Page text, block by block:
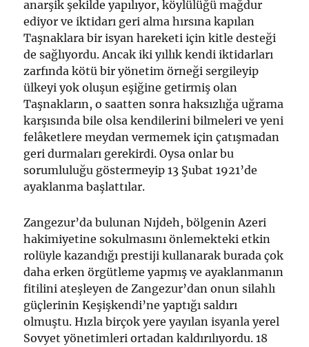
anarşik şekilde yapılıyor, köylülüğü mağdur
ediyor ve iktidarı geri alma hırsına kapılan
Taşnaklara bir isyan hareketi için kitle desteği
de sağlıyordu. Ancak iki yıllık kendi iktidarları
zarfında kötü bir yönetim örneği sergileyip
ülkeyi yok oluşun eşiğine getirmiş olan
Taşnakların, o saatten sonra haksızlığa uğrama
karşısında bile olsa kendilerini bilmeleri ve yeni
felâketlere meydan vermemek için çatışmadan
geri durmaları gerekirdi. Oysa onlar bu
sorumluluğu göstermeyip 13 Şubat 1921’de
ayaklanma başlattılar.
Zangezur’da bulunan Nıjdeh, bölgenin Azeri
hakimiyetine sokulmasını önlemekteki etkin
rolüyle kazandığı prestiji kullanarak burada çok
daha erken örgütleme yapmış ve ayaklanmanın
fitilini ateşleyen de Zangezur’dan onun silahlı
güçlerinin Keşişkendi’ne yaptığı saldırı
olmuştu. Hızla birçok yere yayılan isyanla yerel
Sovyet yönetimleri ortadan kaldırılıyordu. 18